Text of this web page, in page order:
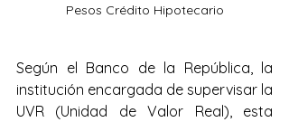
Pesos Crédito Hipotecario
Según el Banco de la República, la
institución encargada de supervisar la
UVR (Unidad de Valor Real), esta